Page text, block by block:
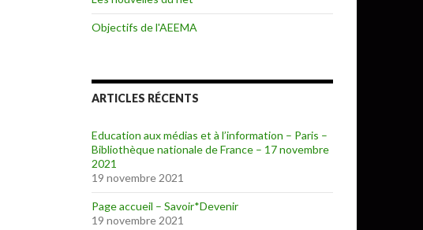
Objectifs de l'AEEMA
ARTICLES RÉCENTS
Education aux médias et à l’information – Paris –
Bibliothèque nationale de France – 17 novembre
2021
19 novembre 2021
Page accueil – Savoir*Devenir
19 novembre 2021